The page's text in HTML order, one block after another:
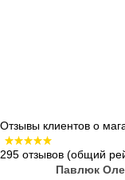
Отзывы клиентов о
295 отзывов (общий
Павлюк